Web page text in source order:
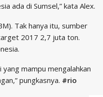
ada di Sumsel,” kata Alex.
Tak hanya itu, sumber
2017 2,7 juta ton.
mampu mengalahkan
pungkasnya. #rio